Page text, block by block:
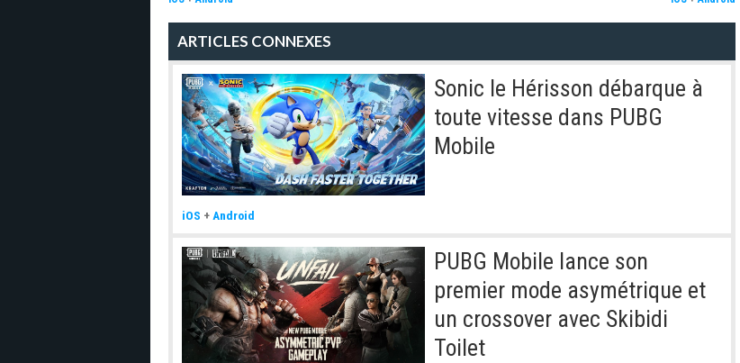
ARTICLES CONNEXES
Sonic le Hérisson débarque à
toute vitesse dans PUBG
Mobile
iOS +Android
PUBG Mobile lance son
premier mode asymétrique et
un crossover avec Skibidi
Toilet